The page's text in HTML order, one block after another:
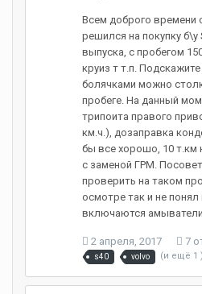
Всем доброго времени
решился на покупку б\у
выпуска, с пробегом
круиз т т.п.
болячками можно
пробеге. На данный
трипоита правого
км.ч.), дозаправка
бы все хорошо, 10 т.км
с заменой ГРМ.
проверить на таком
осмотре так и не понял
включаются
2 апреля, 2017 7
s40 volvo (и ещё 1 )